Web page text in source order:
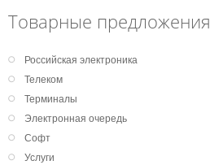
Товарные предложения
Российская электроника
Телеком
Терминалы
Электронная очередь
Софт
Услуги